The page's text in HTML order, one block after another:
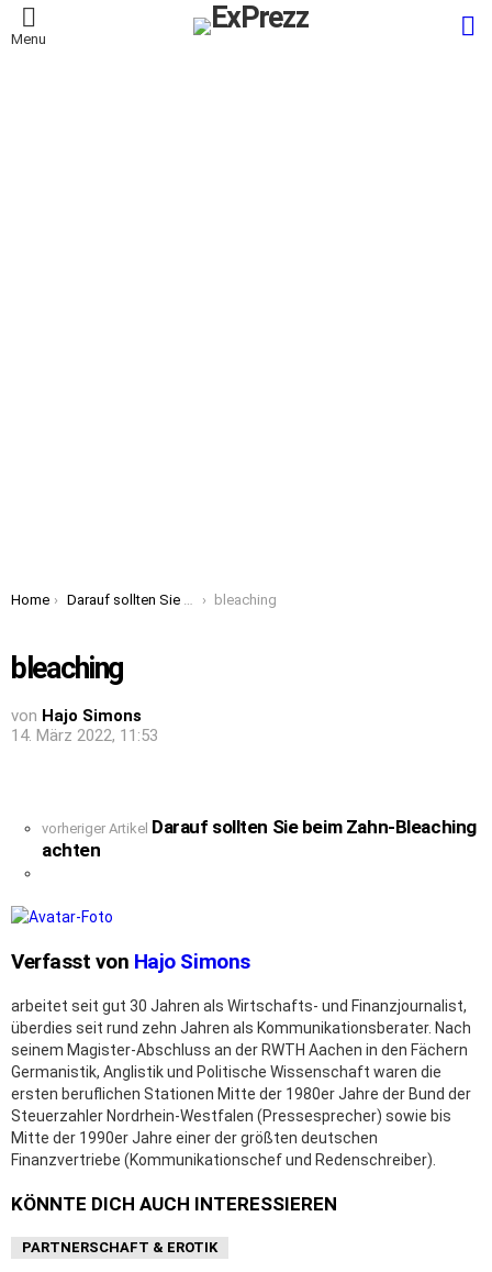
Menu
You are here:
Home Darauf sollten Sie beim Zahn-Bleaching achten bleaching
bleaching
von Hajo Simons
14. März 2022, 11:53
See
more
vorheriger Artikel Darauf sollten Sie beim Zahn-Bleaching
achten
Verfasst von Hajo Simons
arbeitet seit gut 30 Jahren als Wirtschafts- und Finanzjournalist,
überdies seit rund zehn Jahren als Kommunikationsberater. Nach
seinem Magister-Abschluss an der RWTH Aachen in den Fächern
Germanistik, Anglistik und Politische Wissenschaft waren die
ersten beruflichen Stationen Mitte der 1980er Jahre der Bund der
Steuerzahler Nordrhein-Westfalen (Pressesprecher) sowie bis
Mitte der 1990er Jahre einer der größten deutschen
Finanzvertriebe (Kommunikationschef und Redenschreiber).
KÖNNTE DICH AUCH INTERESSIEREN
PARTNERSCHAFT & EROTIK